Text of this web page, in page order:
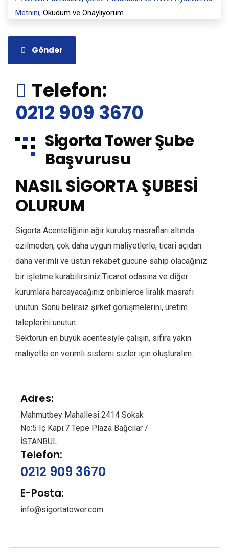
Metnini, Okudum ve Onaylıyorum.
Gönder
Telefon:
0212 909 3670
Sigorta Tower Şube
Başvurusu
NASIL SİGORTA ŞUBESİ
OLURUM
Sigorta Acenteliğinin ağır kuruluş masrafları altında
ezilmeden, çok daha uygun maliyetlerle, ticari açıdan
daha verimli ve üstün rekabet gücüne sahip olacağınız
bir işletme kurabilirsiniz.Ticaret odasına ve diğer
kurumlara harcayacağınız onbinlerce liralık masrafı
unutun. Sonu belirsiz şirket görüşmelerini, üretim
taleplerini unutun.
Sektörün en büyük acentesiyle çalışın, sıfıra yakın
maliyetle en verimli sistemi sizler için oluşturalım.
Adres:
Mahmutbey Mahallesi 2414 Sokak
No:5 Iç Kapı:7 Tepe Plaza Bağcılar /
İSTANBUL
Telefon:
0212 909 3670
E-Posta:
info@sigortatower.com